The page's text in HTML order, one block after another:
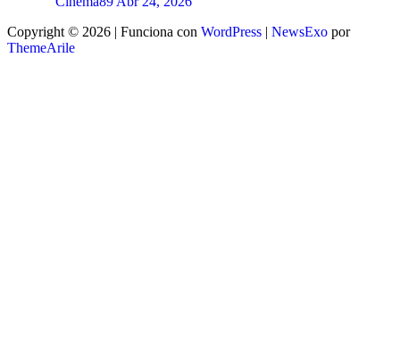
Copyright © 2026 | Funciona con WordPress | NewsExo por
ThemeArile